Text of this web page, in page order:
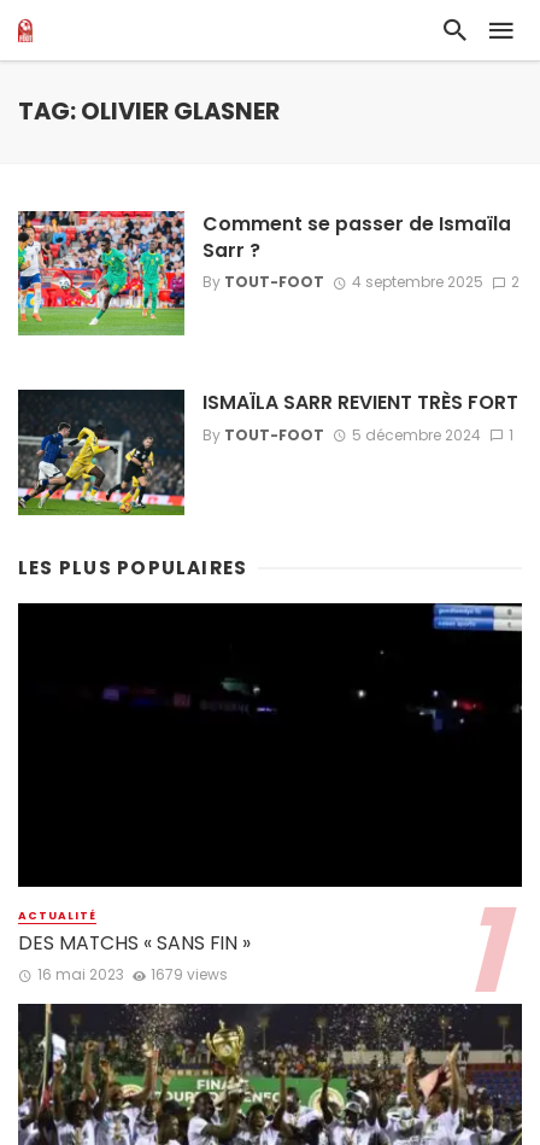
TAG: OLIVIER GLASNER
Comment se passer de Ismaïla
Sarr ?
By TOUT-FOOT 4 septembre 2025 2
ISMAÏLA SARR REVIENT TRÈS FORT
By TOUT-FOOT 5 décembre 2024 1
LES PLUS POPULAIRES
ACTUALITÉ
DES MATCHS « SANS FIN »
16 mai 2023 1679 views